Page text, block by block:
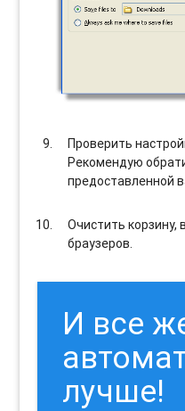
Проверить
Рекомендую
предоставленной
Очистить
браузеров.
И все
лучше!